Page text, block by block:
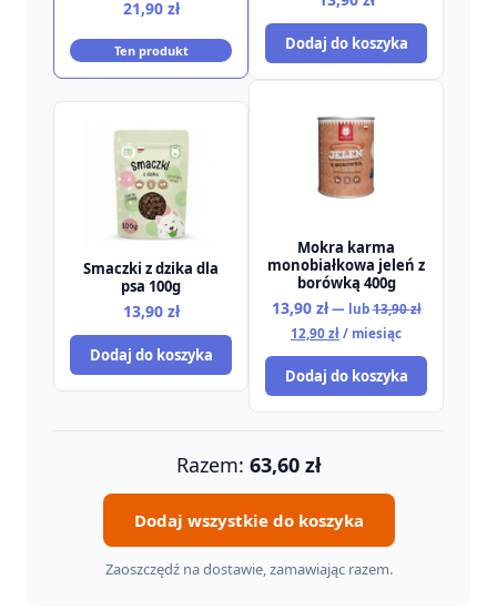
21,90 zł
Ten produkt Dodaj do koszyka
Smaczki z dzika dla
psa 100g
13,90 zł
Dodaj do koszyka
Mokra karma
monobiałkowa jeleń z
borówką 400g
13,90 zł —lub13,90złPierwotna
13,90 zł.
12,90 złAktualna
wynosi:
12,90 zł.
/ miesiąc
Dodaj do koszyka
Razem: 63,60 zł
Dodaj wszystkie do koszyka
Zaoszczędź na dostawie, zamawiając razem.